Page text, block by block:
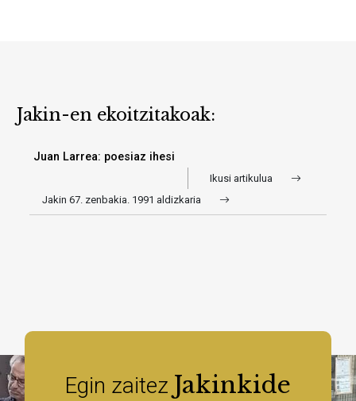
Jakin-en ekoitzitakoak:
Juan Larrea: poesiaz ihesi
Ikusi artikulua
Jakin 67. zenbakia. 1991 aldizkaria
Egin zaitez Jakinkide